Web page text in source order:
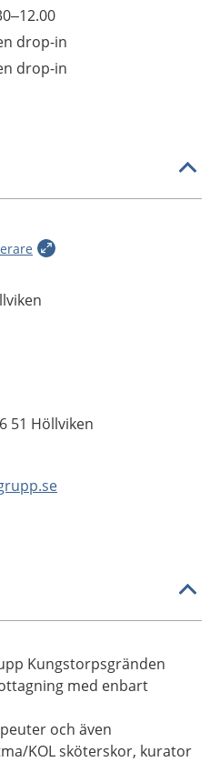
drop-in
drop-in
51 Höllviken
Kungstorpsgränden
med enbart
och även
KOL sköterskor, kurator